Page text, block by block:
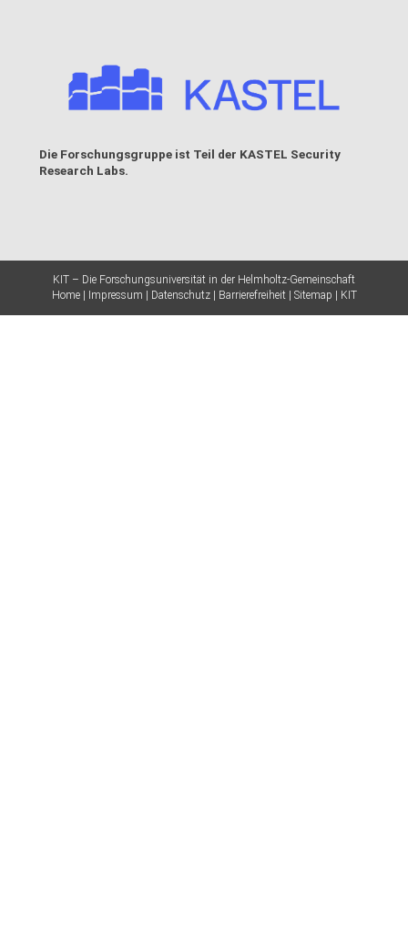
Die Forschungsgruppe ist Teil der KASTEL Security
Research Labs.
KIT – Die Forschungsuniversität in der Helmholtz-Gemeinschaft
Home
Impressum Datenschutz Barrierefreiheit Sitemap KIT